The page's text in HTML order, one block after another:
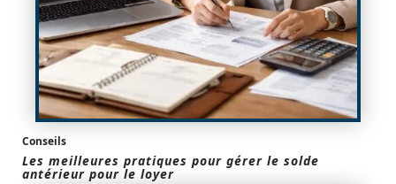
Conseils
Les meilleures pratiques pour gérer le solde
antérieur pour le loyer